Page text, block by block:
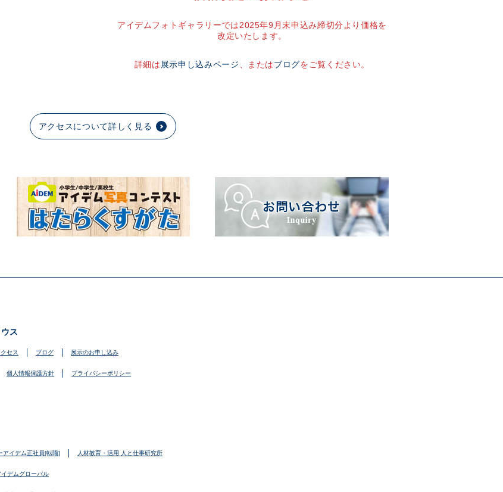
アイデムフォトギャラリーでは2025年9月末申込み締切分より価格を
改定いたします。
詳細は 展示申し込みページ 、またはブログをご覧ください。
アクセスについて詳しく見る
ス
セス ブログ 展示のお申し込み
個人情報保護方針 プライバシーポリシー
アイデム正社員[転職] 人材教育・活用 人と仕事研究所
イデムグローバル